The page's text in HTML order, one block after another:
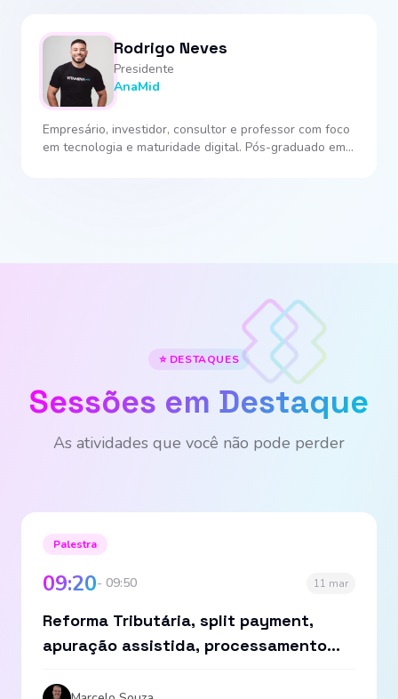
Rodrigo Neves
Presidente
AnaMid
Empresário, investidor, consultor e professor com foco
em tecnologia e maturidade digital. Pós-graduado em
⭐ DESTAQUES
Sessões em Destaque
As atividades que você não pode perder
Palestra
09:20- 09:50 11 mar
Reforma Tributária, split payment,
apuração assistida, processamento